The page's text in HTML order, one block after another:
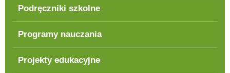
Podręczniki szkolne
Programy nauczania
Projekty edukacyjne